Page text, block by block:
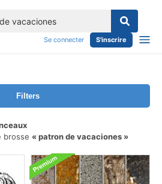
Se connecter S'inscrire
Filters
brosse
patron de vacaciones